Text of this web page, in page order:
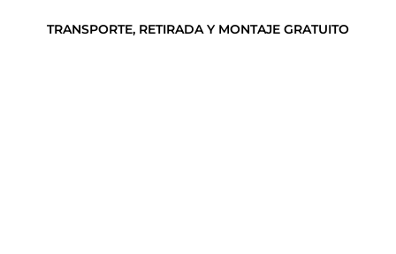
TRANSPORTE, RETIRADA Y MONTAJE GRATUITO